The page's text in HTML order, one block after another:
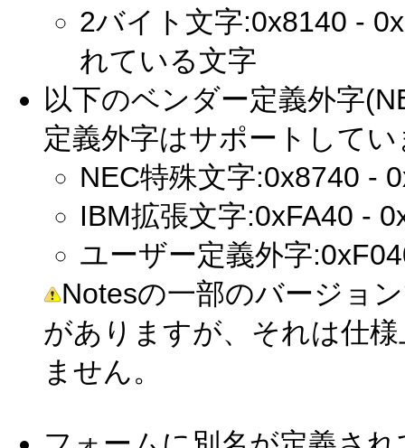
2バイト文字:0x8140 -
れている文字
以下のベンダー定義外字
定義外字はサポートして
NEC特殊文字:0x8740 -
IBM拡張文字:0xFA40 -
ユーザー定義外字
Notesの一部のバージョ
がありますが、それは仕
ません。